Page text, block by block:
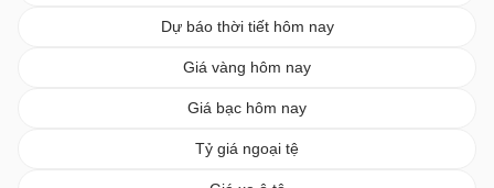
Dự báo thời tiết hôm nay
Giá vàng hôm nay
Giá bạc hôm nay
Tỷ giá ngoại tệ